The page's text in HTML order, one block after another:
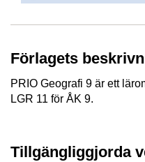
Förlagets
PRIO Geografi 9 är ett
LGR 11 för ÅK 9.
Tillgängliggjorda